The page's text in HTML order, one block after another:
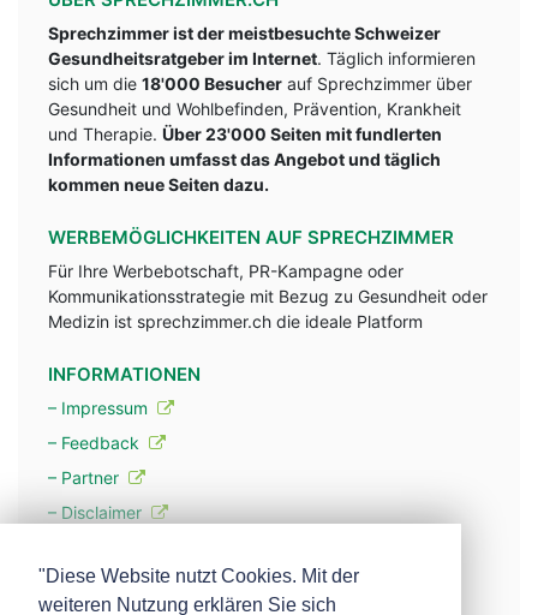
Sprechzimmer ist der meistbesuchte Schweizer
Gesundheitsratgeber im Internet. Täglich informieren
sich um die 18'000 Besucher auf Sprechzimmer über
Gesundheit und Wohlbefinden, Prävention, Krankheit
und Therapie. Über 23'000 Seiten mit fundlerten
Informationen umfasst das Angebot und täglich
kommen neue Seiten dazu.
WERBEMÖGLICHKEITEN AUF SPRECHZIMMER
Für Ihre Werbebotschaft, PR-Kampagne oder
Kommunikationsstrategie mit Bezug zu Gesundheit oder
Medizin ist sprechzimmer.ch die ideale Platform
INFORMATIONEN
– Impressum
– Feedback
– Partner
– Disclaimer
– Werbung
"Diese Website nutzt Cookies. Mit der
weiteren Nutzung erklären Sie sich